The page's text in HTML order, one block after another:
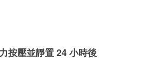
按壓並靜置 24 小時後